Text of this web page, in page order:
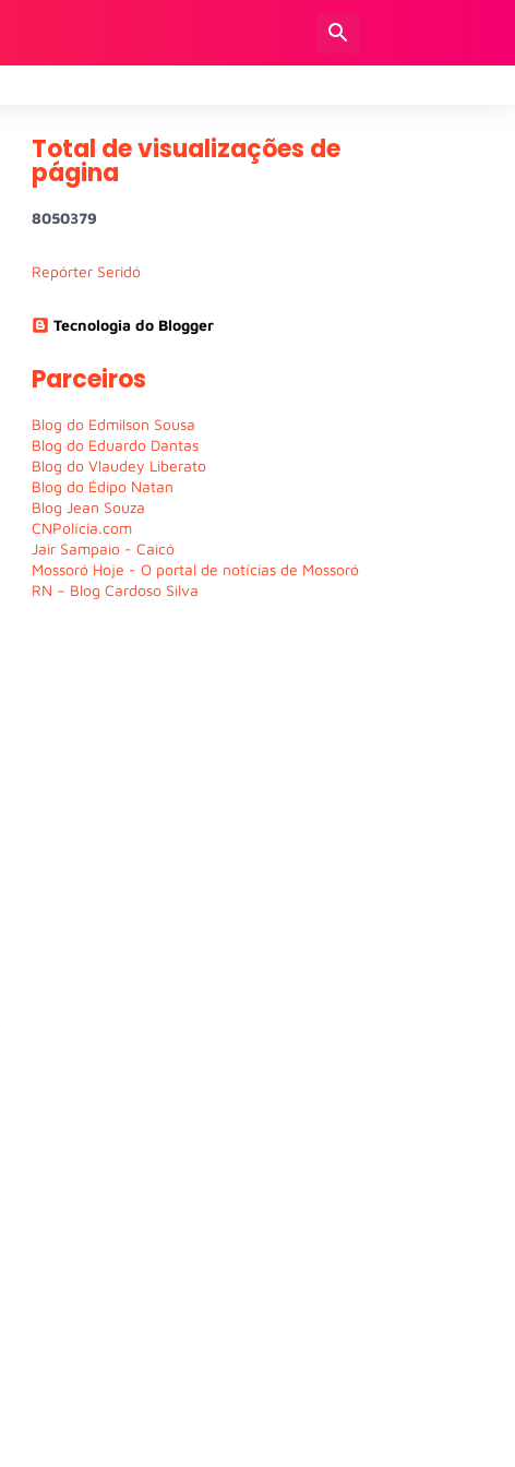
Total de visualizações de
página
8050379
Repórter Seridó
Tecnologia do Blogger
Parceiros
Blog do Edmilson Sousa
Blog do Eduardo Dantas
Blog do Vlaudey Liberato
Blog do Édipo Natan
Blog Jean Souza
CNPolícia.com
Jair Sampaio - Caicó
Mossoró Hoje - O portal de notícias de Mossoró
RN – Blog Cardoso Silva